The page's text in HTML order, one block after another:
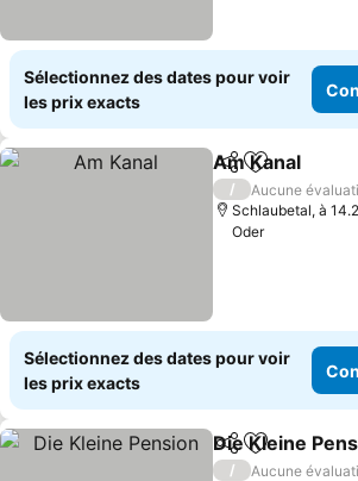
Sélectionnez des dates pour voir
les prix exacts
PartagerAjouter à
Am Kanal
/
Aucune
Schlaubetal, à
Oder
Sélectionnez des dates pour voir
les prix exacts
PartagerAjouter à
Die Kleine
/
Aucune